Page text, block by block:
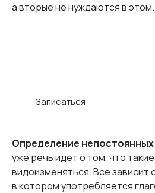
а вторые не нуждаются в этом.
Записаться
Определение непостоянных
уже речь идет о том, что
видоизменяться. Все зависит
в котором употребляется